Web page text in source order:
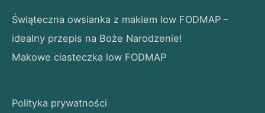
Świąteczna owsianka z makiem low FODMAP –
idealny przepis na Boże Narodzenie!
Makowe ciasteczka low FODMAP
Polityka prywatności